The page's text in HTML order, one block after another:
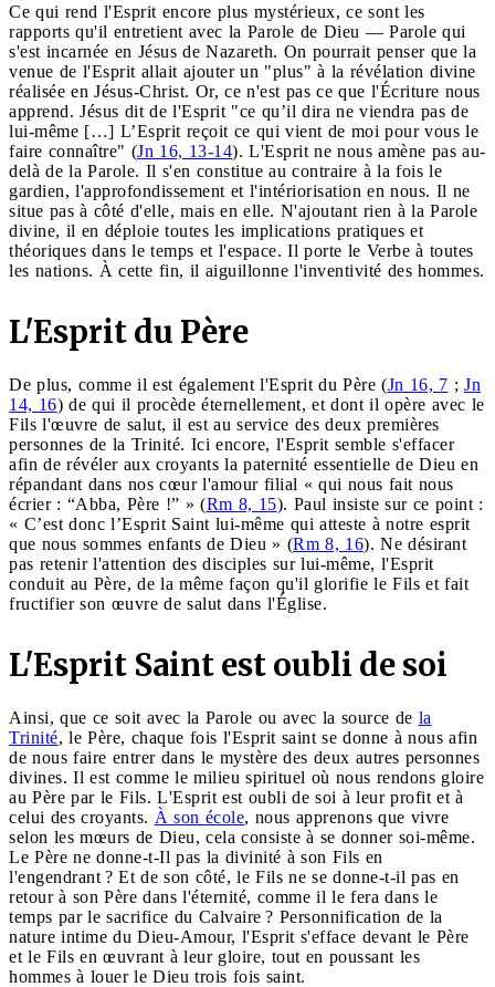
Ce qui rend l'Esprit encore plus mystérieux, ce sont les
rapports qu'il entretient avec la Parole de Dieu — Parole qui
s'est incarnée en Jésus de Nazareth. On pourrait penser que la
venue de l'Esprit allait ajouter un "plus" à la révélation divine
réalisée en Jésus-Christ. Or, ce n'est pas ce que l'Écriture nous
apprend. Jésus dit de l'Esprit "ce qu’il dira ne viendra pas de
lui-même […] L’Esprit reçoit ce qui vient de moi pour vous le
faire connaître" (Jn 16, 13-14). L'Esprit ne nous amène pas au-
delà de la Parole. Il s'en constitue au contraire à la fois le
gardien, l'approfondissement et l'intériorisation en nous. Il ne
situe pas à côté d'elle, mais en elle. N'ajoutant rien à la Parole
divine, il en déploie toutes les implications pratiques et
théoriques dans le temps et l'espace. Il porte le Verbe à toutes
les nations. À cette fin, il aiguillonne l'inventivité des hommes.
L'Esprit du Père
De plus, comme il est également l'Esprit du Père (Jn 16, 7 ; Jn
14, 16) de qui il procède éternellement, et dont il opère avec le
Fils l'œuvre de salut, il est au service des deux premières
personnes de la Trinité. Ici encore, l'Esprit semble s'effacer
afin de révéler aux croyants la paternité essentielle de Dieu en
répandant dans nos cœur l'amour filial « qui nous fait nous
écrier : “Abba, Père !” » (Rm 8, 15). Paul insiste sur ce point :
« C’est donc l’Esprit Saint lui-même qui atteste à notre esprit
que nous sommes enfants de Dieu » (Rm 8, 16). Ne désirant
pas retenir l'attention des disciples sur lui-même, l'Esprit
conduit au Père, de la même façon qu'il glorifie le Fils et fait
fructifier son œuvre de salut dans l'Église.
L'Esprit Saint est oubli de soi
Ainsi, que ce soit avec la Parole ou avec la source de la
Trinité, le Père, chaque fois l'Esprit saint se donne à nous afin
de nous faire entrer dans le mystère des deux autres personnes
divines. Il est comme le milieu spirituel où nous rendons gloire
au Père par le Fils. L'Esprit est oubli de soi à leur profit et à
celui des croyants. À son école, nous apprenons que vivre
selon les mœurs de Dieu, cela consiste à se donner soi-même.
Le Père ne donne-t-Il pas la divinité à son Fils en
l'engendrant ? Et de son côté, le Fils ne se donne-t-il pas en
retour à son Père dans l'éternité, comme il le fera dans le
temps par le sacrifice du Calvaire ? Personnification de la
nature intime du Dieu-Amour, l'Esprit s'efface devant le Père
et le Fils en œuvrant à leur gloire, tout en poussant les
hommes à louer le Dieu trois fois saint.